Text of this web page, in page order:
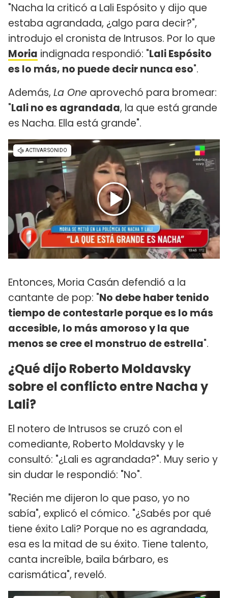
"Nacha la criticó a Lali Espósito y dijo que
estaba agrandada, ¿algo para decir?",
introdujo el cronista de Intrusos. Por lo que
Moria indignada respondió: "Lali Espósito
es lo más, no puede decir nunca eso".
Además, La One aprovechó para bromear:
"Lali no es agrandada, la que está grande
es Nacha. Ella está grande".
Entonces, Moria Casán defendió a la
cantante de pop: "No debe haber tenido
tiempo de contestarle porque es lo más
accesible, lo más amoroso y la que
menos se cree el monstruo de estrella".
¿Qué dijo Roberto Moldavsky
sobre el conflicto entre Nacha y
Lali?
El notero de Intrusos se cruzó con el
comediante, Roberto Moldavsky y le
consultó: "¿Lali es agrandada?". Muy serio y
sin dudar le respondió: "No".
"Recién me dijeron lo que paso, yo no
sabía", explicó el cómico. "¿Sabés por qué
tiene éxito Lali? Porque no es agrandada,
esa es la mitad de su éxito. Tiene talento,
canta increíble, baila bárbaro, es
carismática", reveló.